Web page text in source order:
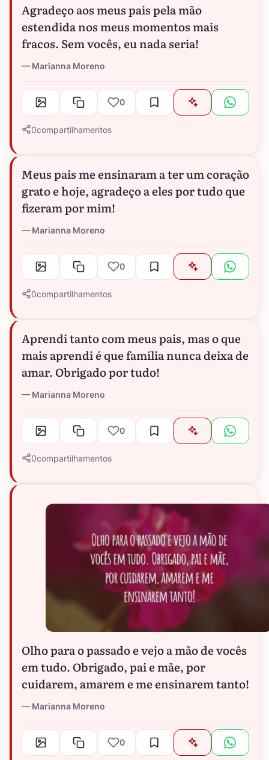
Agradeço aos meus pais pela mão
estendida nos meus momentos mais
fracos. Sem vocês, eu nada seria!
Marianna Moreno
0
0compartilhamentos
Meus pais me ensinaram a ter um coração
grato e hoje, agradeço a eles por tudo que
fizeram por mim!
Marianna Moreno
0
0compartilhamentos
Aprendi tanto com meus pais, mas o que
mais aprendi é que família nunca deixa de
amar. Obrigado por tudo!
Marianna Moreno
0
0compartilhamentos
Olho para o passado e vejo a mão de vocês
em tudo. Obrigado, pai e mãe, por
cuidarem, amarem e me ensinarem tanto!
Marianna Moreno
0